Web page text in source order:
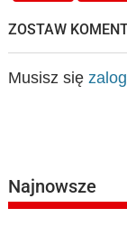
ZOSTAW
Musisz się
Najnowsze